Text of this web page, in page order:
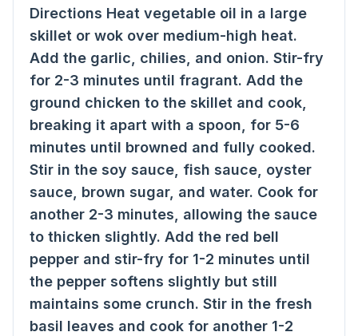
Directions Heat vegetable oil in a large
skillet or wok over medium-high heat.
Add the garlic, chilies, and onion. Stir-fry
for 2-3 minutes until fragrant. Add the
ground chicken to the skillet and cook,
breaking it apart with a spoon, for 5-6
minutes until browned and fully cooked.
Stir in the soy sauce, fish sauce, oyster
sauce, brown sugar, and water. Cook for
another 2-3 minutes, allowing the sauce
to thicken slightly. Add the red bell
pepper and stir-fry for 1-2 minutes until
the pepper softens slightly but still
maintains some crunch. Stir in the fresh
basil leaves and cook for another 1-2